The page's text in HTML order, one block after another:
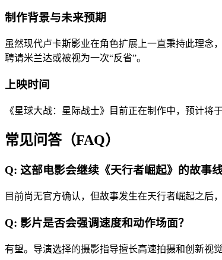
制作背景与未来预期
虽然现代卢卡斯影业在角色扩展上一直秉持此理念
聘请米兰达或被视为一次“反省”。
上映时间
《星球大战：星际战士》目前正在制作中，预计将
常见问答（FAQ）
Q: 这部电影会继续《天行者崛起》的故事线
目前尚无官方确认，但故事发生在天行者崛起之后
Q: 影片是否会强调速度和动作场面？
有望。导演选择的摄影指导擅长高速拍摄和创新视